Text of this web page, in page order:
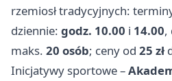
rzemiosł tradycyjnych:
dziennie: godz. 10.00 i 14.00,
maks. 20 osób; ceny od 25 zł
Inicjatywy sportowe –